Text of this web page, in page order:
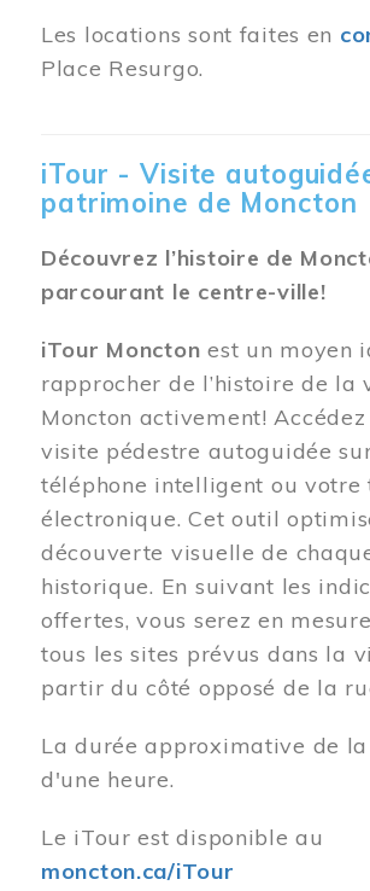
Les locations sont faites en
Place Resurgo.
iTour - Visite
patrimoine de Moncton
Découvrez l’histoire de
parcourant le centre-ville!
iTour Moncton est un moyen
rapprocher de l’histoire de la
Moncton activement!
visite pédestre autoguidée
téléphone intelligent ou votre
électronique. Cet outil
découverte visuelle de
historique. En suivant les
offertes, vous serez en
tous les sites prévus dans la
partir du côté opposé de la
La durée approximative de
d'une heure.
Le iTour est disponible au
moncton.ca/iTour